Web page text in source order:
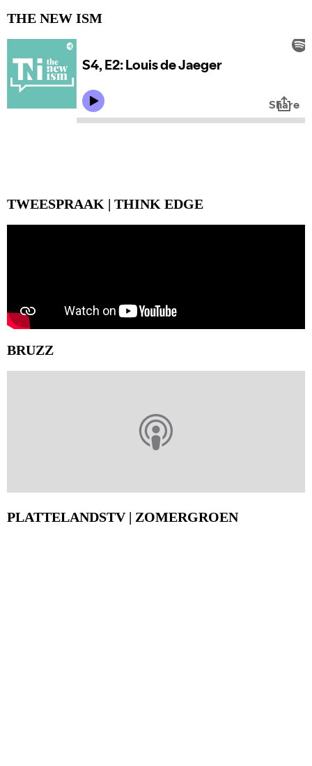
THE NEW ISM
TWEESPRAAK | THINK EDGE
BRUZZ
PLATTELANDSTV | ZOMERGROEN